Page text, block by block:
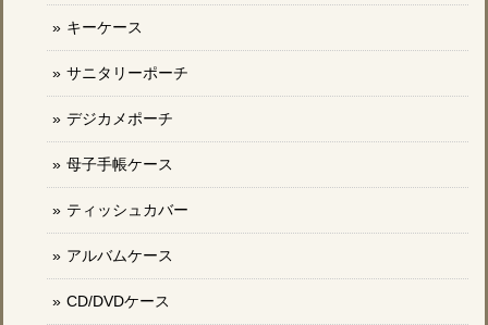
キーケース
サニタリーポーチ
デジカメポーチ
母子手帳ケース
ティッシュカバー
アルバムケース
CD/DVDケース